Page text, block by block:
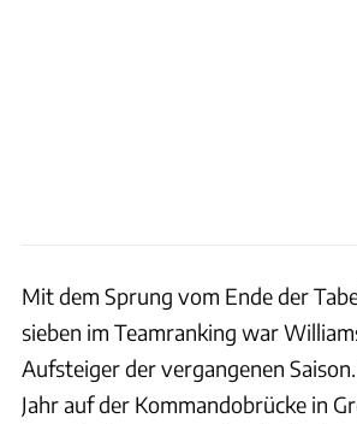
Mit dem Sprung vom Ende der
sieben im Teamranking war
Aufsteiger der vergangenen
Jahr auf der Kommandobrücke in